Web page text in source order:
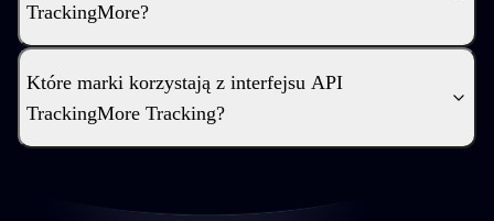
TrackingMore?
Które marki korzystają z interfejsu API
TrackingMore Tracking?